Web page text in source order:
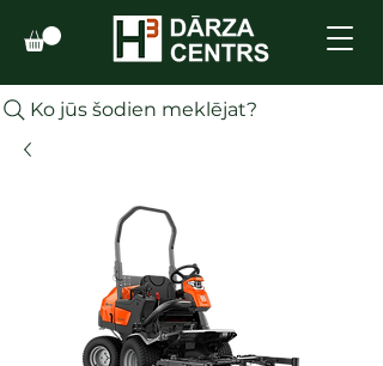
Ko jūs šodien meklējat?